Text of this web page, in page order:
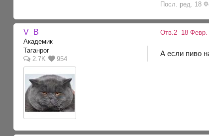
Посл. ред. 18
V_B
Академик
Таганрог
2.7K
954
Отв.2 18 Февр.
А если пиво